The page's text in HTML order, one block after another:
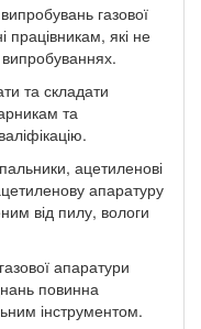
газової
які не
випробуваннях.
та складати
та
ацетиленові
апаратуру
від пилу, вологи
апаратури
повинна
інструментом.